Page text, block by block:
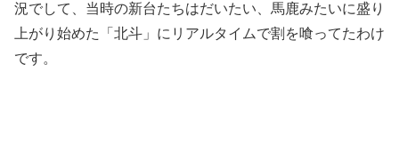
況でして 、当時の新台たちはだいたい、馬鹿みたいに盛り
上がり始めた「北斗」にリアルタイムで割を喰ってたわけ
です。